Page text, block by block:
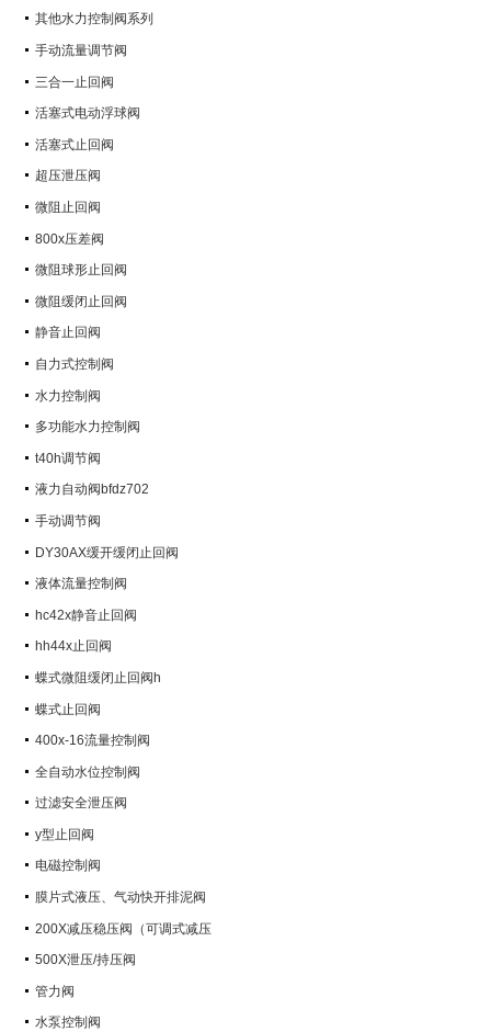
其他水力控制阀系列
手动流量调节阀
三合一止回阀
活塞式电动浮球阀
活塞式止回阀
超压泄压阀
微阻止回阀
800x压差阀
微阻球形止回阀
微阻缓闭止回阀
静音止回阀
自力式控制阀
水力控制阀
多功能水力控制阀
t40h调节阀
液力自动阀bfdz702
手动调节阀
DY30AX缓开缓闭止回阀
液体流量控制阀
hc42x静音止回阀
hh44x止回阀
蝶式微阻缓闭止回阀h
蝶式止回阀
400x-16流量控制阀
全自动水位控制阀
过滤安全泄压阀
y型止回阀
电磁控制阀
膜片式液压、气动快开排泥阀
200X减压稳压阀（可调式减压
阀）
500X泄压/持压阀
管力阀
水泵控制阀